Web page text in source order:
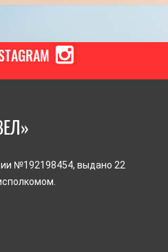
№192198454, выдано 22